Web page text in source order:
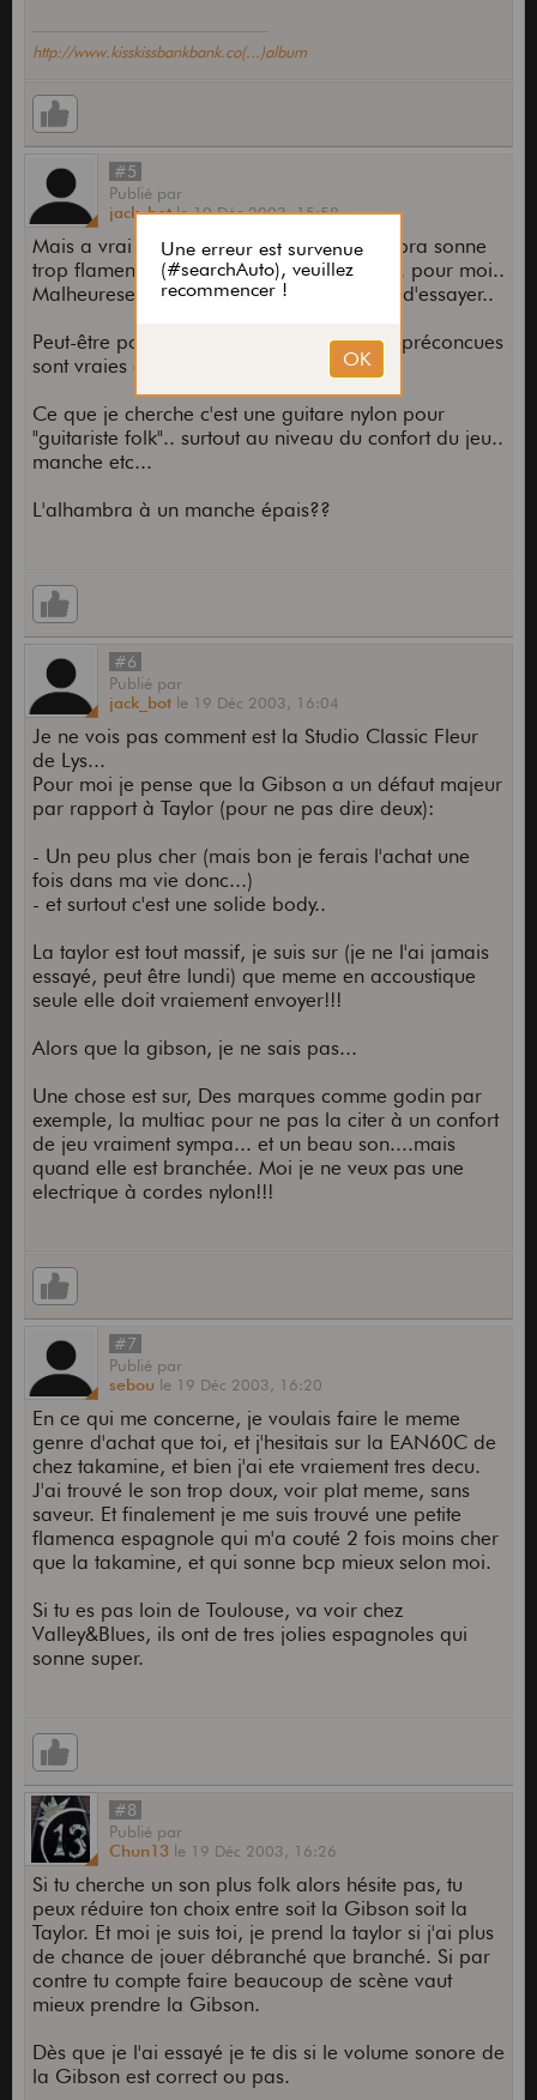
http://www.kisskissbankbank.co(...)album
#5
Publié par
jack_bot le19 Déc 2003,15:58
Mais a vrai dire j'ai bien peur que alhambra sonne
trop flamenco ou a un jeu trop classique.. pour moi..
Malheuresement je n'ai pas eu l'occasion d'essayer..
Peut-être pourras tu me dire si mes idées préconcues
sont vraies ou pas...
Ce que je cherche c'est une guitare nylon pour
"guitariste folk".. surtout au niveau du confort du jeu..
manche etc...
L'alhambra à un manche épais??
#6
Publié par
jack_bot le 19 Déc 2003, 16:04
Je ne vois pas comment est la Studio Classic Fleur
de Lys...
Pour moi je pense que la Gibson a un défaut majeur
par rapport à Taylor (pour ne pas dire deux):
- Un peu plus cher (mais bon je ferais l'achat une
fois dans ma vie donc...)
- et surtout c'est une solide body..
La taylor est tout massif, je suis sur (je ne l'ai jamais
essayé, peut être lundi) que meme en accoustique
seule elle doit vraiement envoyer!!!
Alors que la gibson, je ne sais pas...
Une chose est sur, Des marques comme godin par
exemple, la multiac pour ne pas la citer à un confort
de jeu vraiment sympa... et un beau son....mais
quand elle est branchée. Moi je ne veux pas une
electrique à cordes nylon!!!
#7
Publié par
sebou le 19 Déc 2003, 16:20
En ce qui me concerne, je voulais faire le meme
genre d'achat que toi, et j'hesitais sur la EAN60C de
chez takamine, et bien j'ai ete vraiement tres decu.
J'ai trouvé le son trop doux, voir plat meme, sans
saveur. Et finalement je me suis trouvé une petite
flamenca espagnole qui m'a couté 2 fois moins cher
que la takamine, et qui sonne bcp mieux selon moi.
Si tu es pas loin de Toulouse, va voir chez
Valley&Blues, ils ont de tres jolies espagnoles qui
sonne super.
#8
Publié par
Chun13 le 19 Déc 2003, 16:26
Si tu cherche un son plus folk alors hésite pas, tu
peux réduire ton choix entre soit la Gibson soit la
Taylor. Et moi je suis toi, je prend la taylor si j'ai plus
de chance de jouer débranché que branché. Si par
contre tu compte faire beaucoup de scène vaut
mieux prendre la Gibson.
Dès que je l'ai essayé je te dis si le volume sonore de
la Gibson est correct ou pas.